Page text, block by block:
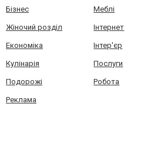
Бізнес Меблі
Жіночий розділ Інтернет
Економіка Інтер'єр
Кулінарія Послуги
Подорожі Робота
Реклама